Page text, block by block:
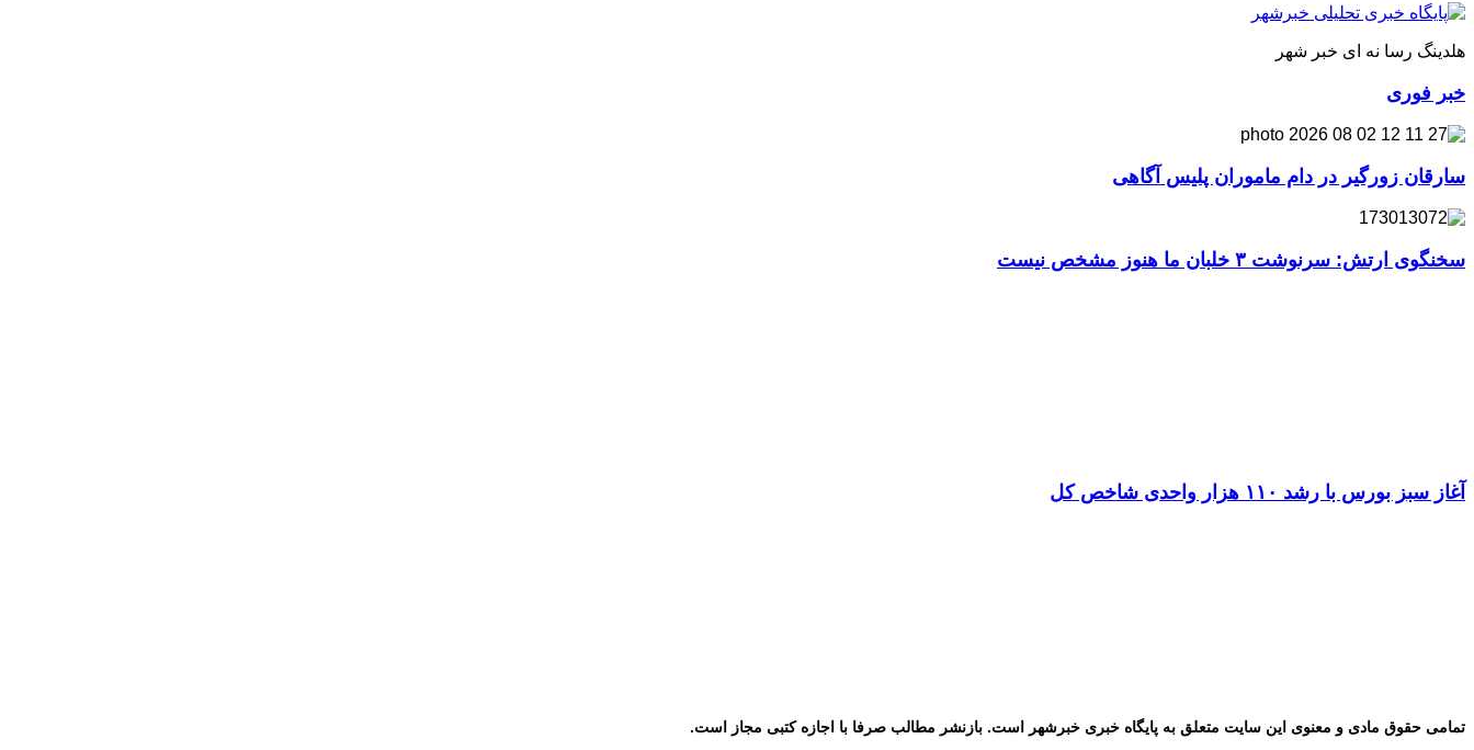
هلدینگ رسا نه ای خبر شهر
خبر فوری
سارقان زورگیر در دام ماموران پلیس آگاهی
سخنگوی ارتش: سرنوشت ۳ خلبان ما هنوز مشخص نیست
آغاز سبز بورس با رشد ۱۱۰ هزار واحدی شاخص کل
تمامی حقوق مادی و معنوی این سایت متعلق به پایگاه خبری خبرشهر است. بازنشر مطالب صرفا با اجازه کتبی مجاز است.